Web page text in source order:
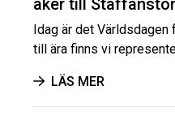
åker till
Idag är det
till ära finns vi
LÄS MER